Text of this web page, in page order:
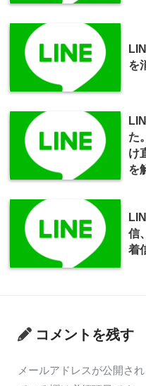
を
た
け
を
信
着
コメントを残す
メールアドレスが公開さ